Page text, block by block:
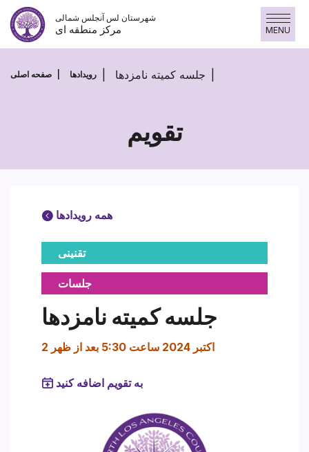
پرش
محتوا
شهرستان لس آنجلس شمالی
مرکز منطقه ای MENU
صفحه اصلی رویدادها جلسه کمیته نامزدها
تقویم
همه رویدادها
تقنینی
جلسات
جلسه کمیته نامزدها
2 اکتبر 2024 ساعت 5:30 بعد از ظهر
به تقویم اضافه کنید